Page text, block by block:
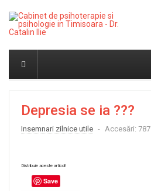
Depresia se ia ???
Insemnari zilnice utile Accesări: 787
Distribuie aceste articol!
Save